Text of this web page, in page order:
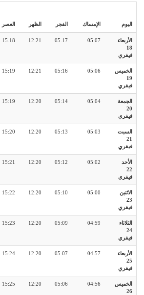
اليوم الإمساك الفجر الظهر العصر
الأربعاء
18
فيفري
05:07
05:17
12:21
15:18
الخميس
19
فيفري
05:06
05:16
12:21
15:19
الجمعة
20
فيفري
05:04
05:14
12:20
15:19
السبت
21
فيفري
05:03
05:13
12:20
15:20
الأحد
22
فيفري
05:02
05:12
12:20
15:21
الاثنين
23
فيفري
05:00
05:10
12:20
15:22
الثلاثاء
24
فيفري
04:59
05:09
12:20
15:23
الأربعاء
25
فيفري
04:57
05:07
12:20
15:24
الخميس
26
04:56
05:06
12:20
15:25